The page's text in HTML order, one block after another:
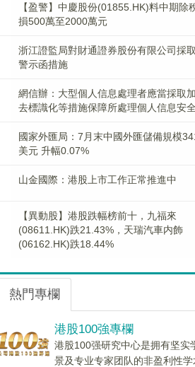
【盈警】中慶股份(01855.HK)料中期除
損500萬至2000萬元
浙江證監局對財通證券股份有限公司採
警示函措施
網信辦：大型個人信息處理者應當採取加
去標識化等措施保障所處理個人信息安全
國家外匯局：7月末中國外匯儲備規模
美元 升幅0.07%
山金國際：港股上市工作正常推進中
【異動股】港股跌幅榜前十，九福來
(08611.HK)跌21.43%，天瑞汽車内飾
(06162.HK)跌18.44%
熱門專欄
港股100強專欄
港股100强研究中心是拥有坚实
景及专业专家团队的非盈利性